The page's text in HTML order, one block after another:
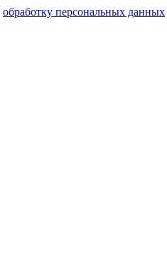
обработку персональных данных